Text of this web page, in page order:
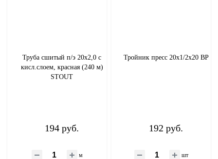
Труба сшитый п/э 20х2,0 с
кисл.слоем, красная (240 м)
STOUT
194 руб.
м
Тройник пресс 20х1/2х20 ВР
192 руб.
шт